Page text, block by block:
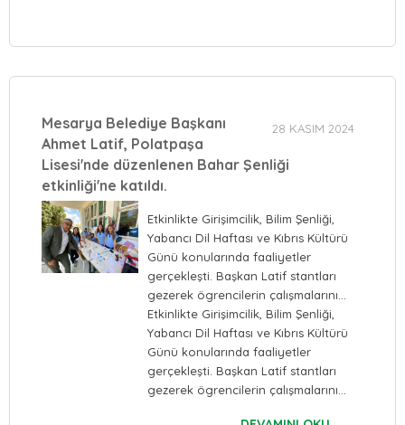
28 KASIM 2024
Mesarya Belediye Başkanı
Ahmet Latif, Polatpaşa
Lisesi'nde düzenlenen Bahar Şenliği
etkinliği'ne katıldı.
Etkinlikte Girişimcilik, Bilim Şenliği,
Yabancı Dil Haftası ve Kıbrıs Kültürü
Günü konularında faaliyetler
gerçekleşti. Başkan Latif stantları
gezerek ögrencilerin çalışmalarını…
Etkinlikte Girişimcilik, Bilim Şenliği,
Yabancı Dil Haftası ve Kıbrıs Kültürü
Günü konularında faaliyetler
gerçekleşti. Başkan Latif stantları
gezerek ögrencilerin çalışmalarını…